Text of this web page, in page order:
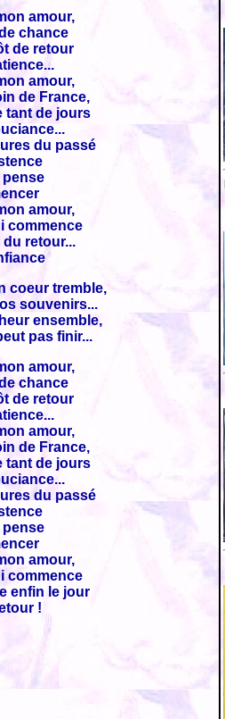
amour,
chance
de retour
amour,
de France,
tant de jours
du passé
pense
amour,
commence
du retour...
coeur tremble,
souvenirs...
ensemble,
pas finir...
amour,
chance
de retour
amour,
de France,
tant de jours
du passé
pense
amour,
commence
enfin le jour
!